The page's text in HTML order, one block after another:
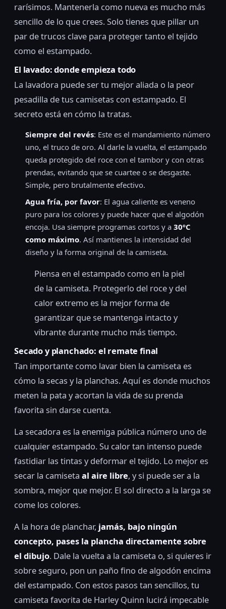
rarísimos. Mantenerla como nueva es mucho más
sencillo de lo que crees. Solo tienes que pillar un
par de trucos clave para proteger tanto el tejido
como el estampado.
El lavado: donde empieza todo
La lavadora puede ser tu mejor aliada o la peor
pesadilla de tus camisetas con estampado. El
secreto está en cómo la tratas.
Siempre del revés: Este es el mandamiento número
uno, el truco de oro. Al darle la vuelta, el estampado
queda protegido del roce con el tambor y con otras
prendas, evitando que se cuartee o se desgaste.
Simple, pero brutalmente efectivo.
Agua fría, por favor: El agua caliente es veneno
puro para los colores y puede hacer que el algodón
encoja. Usa siempre programas cortos y a 30ºC
como máximo. Así mantienes la intensidad del
diseño y la forma original de la camiseta.
Piensa en el estampado como en la piel
de la camiseta. Protegerlo del roce y del
calor extremo es la mejor forma de
garantizar que se mantenga intacto y
vibrante durante mucho más tiempo.
Secado y planchado: el remate final
Tan importante como lavar bien la camiseta es
cómo la secas y la planchas. Aquí es donde muchos
meten la pata y acortan la vida de su prenda
favorita sin darse cuenta.
La secadora es la enemiga pública número uno de
cualquier estampado. Su calor tan intenso puede
fastidiar las tintas y deformar el tejido. Lo mejor es
secar la camiseta al aire libre, y si puede ser a la
sombra, mejor que mejor. El sol directo a la larga se
come los colores.
A la hora de planchar, jamás, bajo ningún
concepto, pases la plancha directamente sobre
el dibujo. Dale la vuelta a la camiseta o, si quieres ir
sobre seguro, pon un paño fino de algodón encima
del estampado. Con estos pasos tan sencillos, tu
camiseta favorita de Harley Quinn lucirá impecable